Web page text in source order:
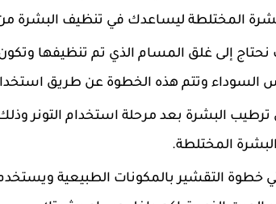
المختلطة ليساعدك في تنظيف البشرة
نحتاج إلى غلق المسام الذي تم تنظيفها
السوداء وتتم هذه الخطوة عن طريق استخدام
ترطيب البشرة بعد مرحلة استخدام التونر
المختلطة.
خطوة التقشير بالمكونات الطبيعية